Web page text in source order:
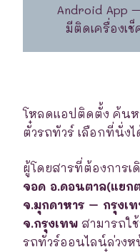
Android App
มีติดเครื่องเ
โหลดแอปติดตั้ง ค้นห
ตั๋วรถทัวร์ เลือกที่นั่งไ
ผู้โดยสารที่ต้องการเ
จอด อ.ดอนตาล(แยก
จ.มุกดาหาร – กรุงเ
จ.กรุงเทพ สามารถใ
รถทัวร์ออนไลน์ล่วง